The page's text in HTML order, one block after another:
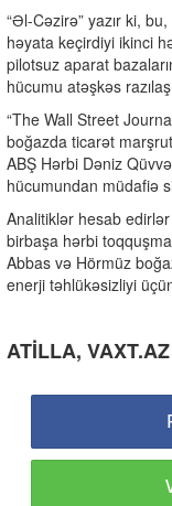
“Əl-Cəzirə” yazır ki,
həyata keçirdiyi ikinci
pilotsuz aparat
hücumu atəşkəs
“The Wall Street
boğazda ticarət
ABŞ Hərbi Dəniz
hücumundan müdafiə
Analitiklər hesab
birbaşa hərbi
Abbas və Hörmüz
enerji təhlükəsizliyi
ATİLLA, VAXT.AZ